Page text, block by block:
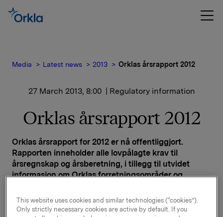
Media Latest news 2013 Orklas årsrapport 2012
27 March 2013, 8:00 | Regulatory information
Orklas årsrapport 2012
Orklas årsrapport for 2012 er nå offentliggjort.
Rapporten inneholder alle lovpålagte krav til
årsregnskap og årsberetning, i tillegg til utvidet
informasjon om Orklas forretningsområder og
årsrapporten følger vedlagt.
This website uses cookies and similar technologies (“cookies”).
Only strictly necessary cookies are active by default. If you